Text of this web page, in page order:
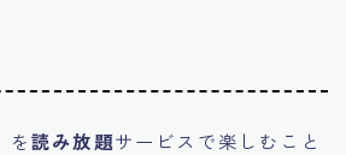
を読み放題サービスで楽しむこと